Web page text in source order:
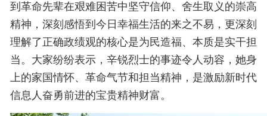
到革命先辈在艰难困苦中坚守信仰、舍生取义的崇高
精神，深刻感悟到今日幸福生活的来之不易，更深刻
理解了正确政绩观的核心是为民造福、本质是实干担
当。大家纷纷表示，辛锐烈士的事迹令人动容，她身
上的家国情怀、革命气节和担当精神，是激励新时代
信息人奋勇前进的宝贵精神财富。